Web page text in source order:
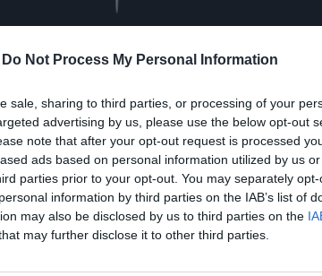
Do Not Process My Personal Information
sale, sharing to third parties, or processing of your
advertising by us, please use the below opt-out
note that after your opt-out request is processed
ads based on personal information utilized by us
parties prior to your opt-out. You may separately
information by third parties on the IAB’s list of
may also be disclosed by us to third parties on the
may further disclose it to other third parties.
źródeł w Google